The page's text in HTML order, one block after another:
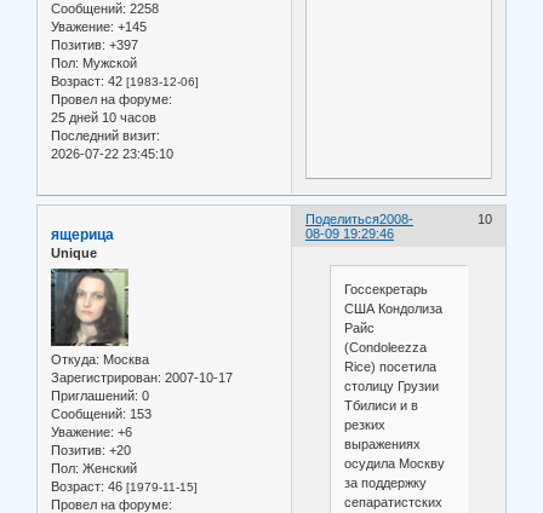
Сообщений: 2258
Уважение: +145
Позитив: +397
Пол: Мужской
Возраст: 42 [1983-12-06]
Провел на форуме:
25 дней 10 часов
Последний визит:
2026-07-22 23:45:10
Поделиться 10
2008-
08-09 19:29:46
ящерица
Unique
Откуда: Москва
Зарегистрирован: 2007-10-17
Приглашений: 0
Сообщений: 153
Уважение: +6
Позитив: +20
Пол: Женский
Возраст: 46 [1979-11-15]
Провел на форуме:
Госсекретарь
США Кондолиза
Райс
(Condoleezza
Rice) посетила
столицу Грузии
Тбилиси и в
резких
выражениях
осудила Москву
за поддержку
сепаратистских